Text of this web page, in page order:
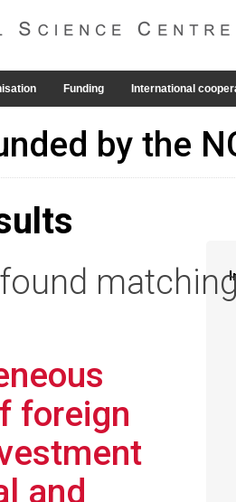
Funding International
by the
foreign
and